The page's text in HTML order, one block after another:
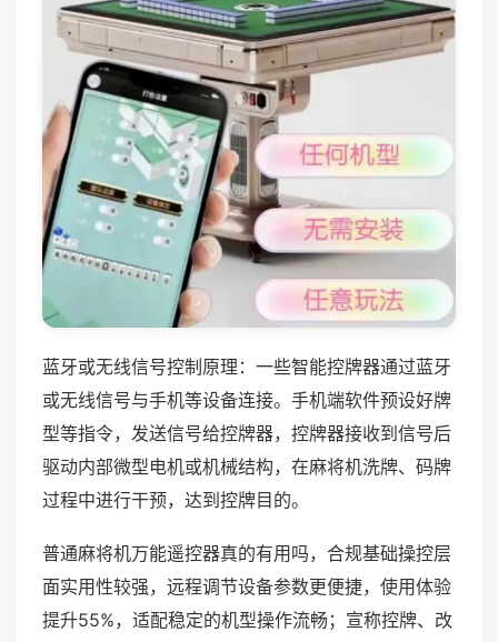
蓝牙或无线信号控制原理：一些智能控牌器通过蓝牙
或无线信号与手机等设备连接。手机端软件预设好牌
型等指令，发送信号给控牌器，控牌器接收到信号后
驱动内部微型电机或机械结构，在麻将机洗牌、码牌
过程中进行干预，达到控牌目的。
普通麻将机万能遥控器真的有用吗，合规基础操控层
面实用性较强，远程调节设备参数更便捷，使用体验
提升55%，适配稳定的机型操作流畅；宣称控牌、改